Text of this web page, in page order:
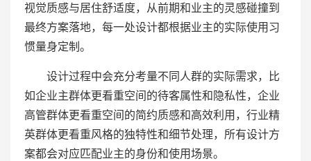
视觉质感与居住舒适度，从前期和业主的灵感碰撞到
最终方案落地，每一处设计都根据业主的实际使用习
惯量身定制。
设计过程中会充分考量不同人群的实际需求，比
如企业主群体更看重空间的待客属性和隐私性，企业
高管群体更看重空间的简约质感和高效利用，行业精
英群体更看重风格的独特性和细节处理，所有设计方
案都会对应匹配业主的身份和使用场景。